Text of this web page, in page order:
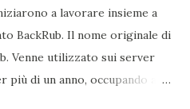
a lavorare insieme a
BackRub. Il nome originale di
Venne utilizzato sui server
di un anno, occupando alla